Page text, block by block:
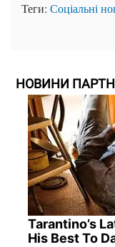
Теги: Соціальні
НОВИНИ
Tarantino’s
His Best To